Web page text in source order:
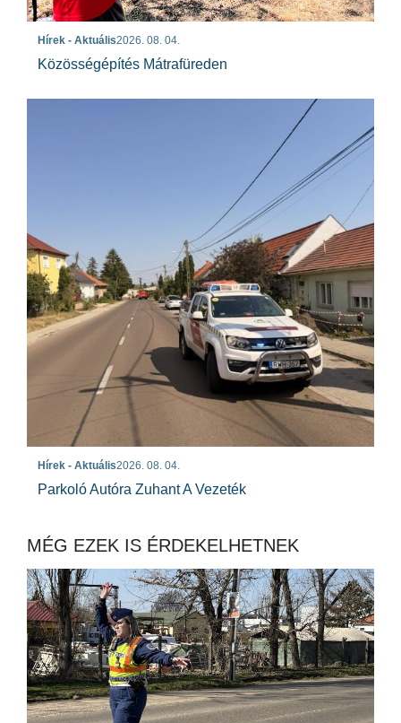
Hírek - Aktuális2026. 08. 04.
Közösségépítés Mátrafüreden
Hírek - Aktuális2026. 08. 04.
Parkoló Autóra Zuhant A Vezeték
MÉG EZEK IS ÉRDEKELHETNEK